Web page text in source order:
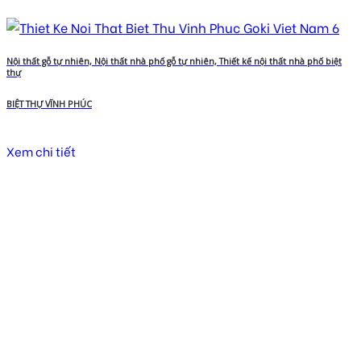
Nội thất gỗ tự nhiên, Nội thất nhà phố gỗ tự nhiên, Thiết kế nội thất nhà phố biệt
thự
BIỆT THỰ VĨNH PHÚC
Xem chi tiết